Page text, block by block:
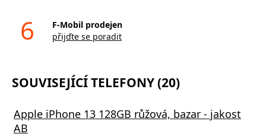
6
F-Mobil prodejen
přijďte se poradit
SOUVISEJÍCÍ TELEFONY (20)
Apple iPhone 13 128GB růžová, bazar - jakost
AB